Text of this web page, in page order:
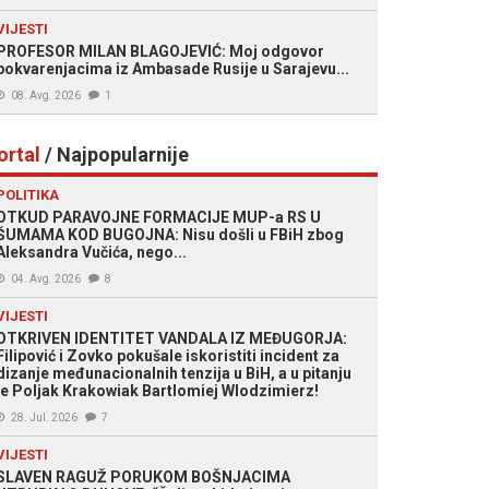
MILAN BLAGOJEVIĆ: Moj odgovor
iz Ambasade Rusije u Sarajevu...
08. Avg. 2026 1
/ Najpopularnije
PARAVOJNE FORMACIJE MUP-a RS U
KOD BUGOJNA: Nisu došli u FBiH zbog
Vučića, nego...
04. Avg. 2026 8
IDENTITET VANDALA IZ MEĐUGORJA:
i Zovko pokušale iskoristiti incident za
međunacionalnih tenzija u BiH, a u pitanju
Poljak Krakowiak Bartlomiej Wlodzimierz!
28. Jul. 2026 7
RAGUŽ PORUKOM BOŠNJACIMA